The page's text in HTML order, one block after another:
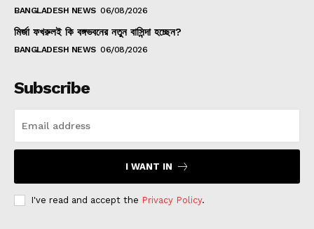
BANGLADESH NEWS 06/08/2026
মির্জা ফখরুলই কি বঙ্গভবনের নতুন বাসিন্দা হচ্ছেন?
BANGLADESH NEWS 06/08/2026
Subscribe
I WANT IN
I've read and accept the Privacy Policy.